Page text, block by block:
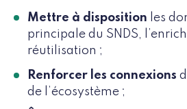
Mettre à disposition les
principale du SNDS,
réutilisation ;
Renforcer les connexions
de l’écosystème ;